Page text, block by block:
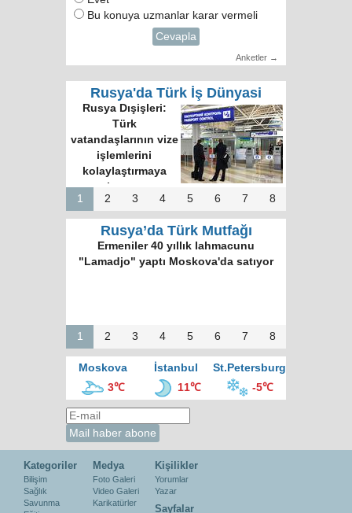
Bu konuya uzmanlar karar vermeli
Cevapla
Anketler →
Rusya'da Türk İş Dünyasi
Rusya Dışişleri:
Türk
vatandaşlarının vize
işlemlerini
kolaylaştırmaya
hazırız
1
2 3 4 5 6 7 8
Rusya’da Türk Mutfağı
Ermeniler 40 yıllık lahmacunu
"Lamadjo" yaptı Moskova'da satıyor
1 2 3 4 5 6 7 8
Moskova İstanbul
St.Petersburg
3℃
11℃ -5℃
Kategoriler
Bilişim
Sağlık
Savunma
Medya
Foto Galeri
Video Galeri
Karikatürler
Kişilikler
Yorumlar
Yazar
Sayfalar